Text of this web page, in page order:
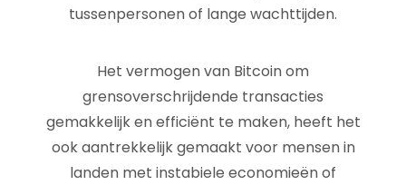
tussenpersonen of lange wachttijden.
Het vermogen van Bitcoin om
grensoverschrijdende transacties
gemakkelijk en efficiënt te maken, heeft het
ook aantrekkelijk gemaakt voor mensen in
landen met instabiele economieën of